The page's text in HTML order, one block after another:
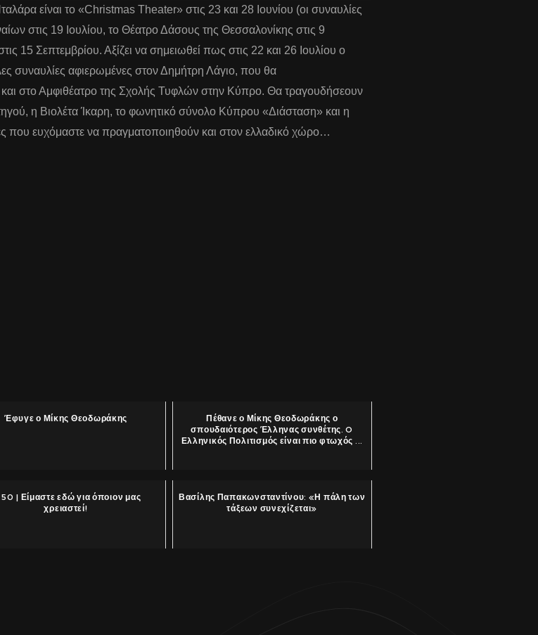
είναι το «Christmas Theater» στις 23 και 28 Ιουνίου (οι συναυλίες
στις 19 Ιουλίου, το Θέατρο Δάσους της Θεσσαλονίκης στις 9
15 Σεπτεμβρίου. Αξίζει να σημειωθεί πως στις 22 και 26 Ιουλίου ο
συναυλίες αφιερωμένες στον Δημήτρη Λάγιο, που θα
στο Αμφιθέατρο της Σχολής Τυφλών στην Κύπρο. Θα τραγουδήσεουν
η Βιολέτα Ίκαρη, το φωνητικό σύνολο Κύπρου «Διάσταση» και η
που ευχόμαστε να πραγματοποιηθούν και στον ελλαδικό χώρο…
Έφυγε ο Μίκης Θεοδωράκης
Πέθανε ο Μίκης Θεοδωράκης ο
σπουδαιότερος Έλληνας συνθέτης. O
Ελληνικός Πολιτισμός είναι πιο φτωχός ...
50 | Είμαστε εδώ για όποιον μας
χρειαστεί!
Βασίλης Παπακωνσταντίνου: «Η πάλη των
τάξεων συνεχίζεται»